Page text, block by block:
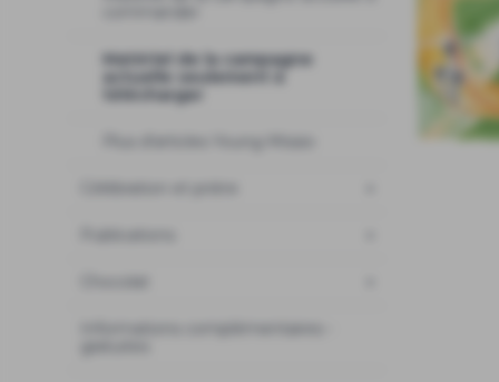
Matériel de la campagne
télécharger